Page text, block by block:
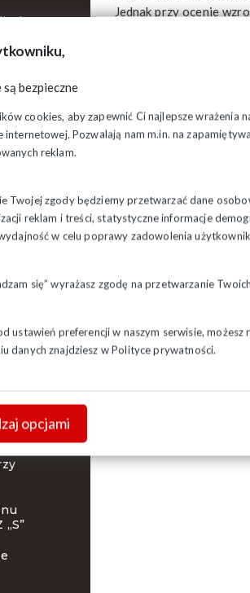
są bezpieczne
cookies, aby zapewnić Ci najlepsze wrażenia
internetowej. Pozwalają nam m.in. na
reklam.
Twojej zgody będziemy przetwarzać dane
reklam i treści, statystyczne informacje
w celu poprawy zadowolenia
się” wyrażasz zgodę na przetwarzanie
ustawień preferencji w naszym serwisie,
danych znajdziesz wPolityce prywatności.
opcjami
- od
zdrowia
płacy
ks.
w
Jednak przy ocenie